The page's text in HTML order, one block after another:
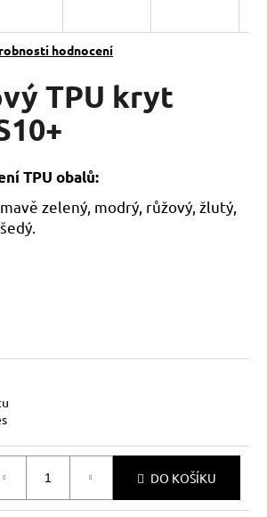
hodnocení
TPU kryt
TPU obalů:
zelený, modrý, růžový, žlutý,
DO KOŠÍKU